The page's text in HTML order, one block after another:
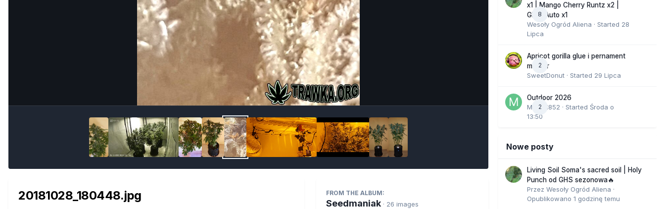
20181028_180448.jpg FROM THE ALBUM:
Seedmaniak · 26 images
8
x1 | Mango Cherry Runtz x2 |
GMO Auto x1
Wesoły Ogród Aliena · Started 28
Lipca
2
Apricot gorilla glue i pernament
marker
SweetDonut · Started 29 Lipca
2
Outdoor 2026
Marcel852 · Started Środa o
13:50
Nowe posty
Living Soil Soma's sacred soil | Holy
Punch od GHS sezonowa🔥
Przez Wesoły Ogród Aliena ·
Opublikowano 1 godzinę temu